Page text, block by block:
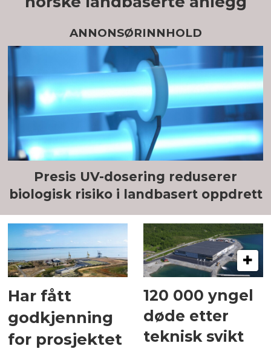
ANNONSØRINNHOLD
Presis UV-dosering reduserer
biologisk risiko i landbasert oppdrett
Har fått
godkjenning
for prosjektet
120 000 yngel
døde etter
teknisk svikt